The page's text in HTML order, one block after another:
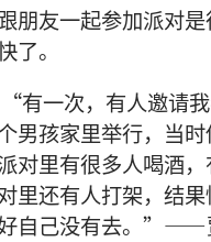
朋友一起参加派对
了。
“有一次，有人邀请
男孩家里举行，当
对里有很多人喝酒
里还有人打架，结
自己没有去。”——